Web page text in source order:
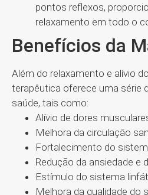
pontos reflexos,
relaxamento em todo o
Benefícios da
Além do relaxamento e alívio
terapêutica oferece uma série
saúde, tais como:
Alívio de dores
Melhora da circulação
Fortalecimento do
Redução da ansiedade e
Estímulo do sistema
Melhora da qualidade do